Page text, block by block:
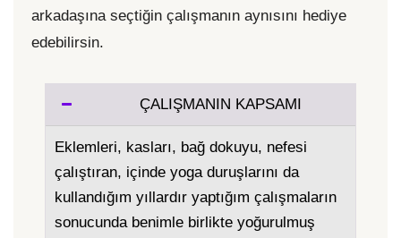
arkadaşına seçtiğin çalışmanın aynısını hediye
edebilirsin.
ÇALIŞMANIN KAPSAMI
Eklemleri, kasları, bağ dokuyu, nefesi
çalıştıran, içinde yoga duruşlarını da
kullandığım yıllardır yaptığım çalışmaların
sonucunda benimle birlikte yoğurulmuş